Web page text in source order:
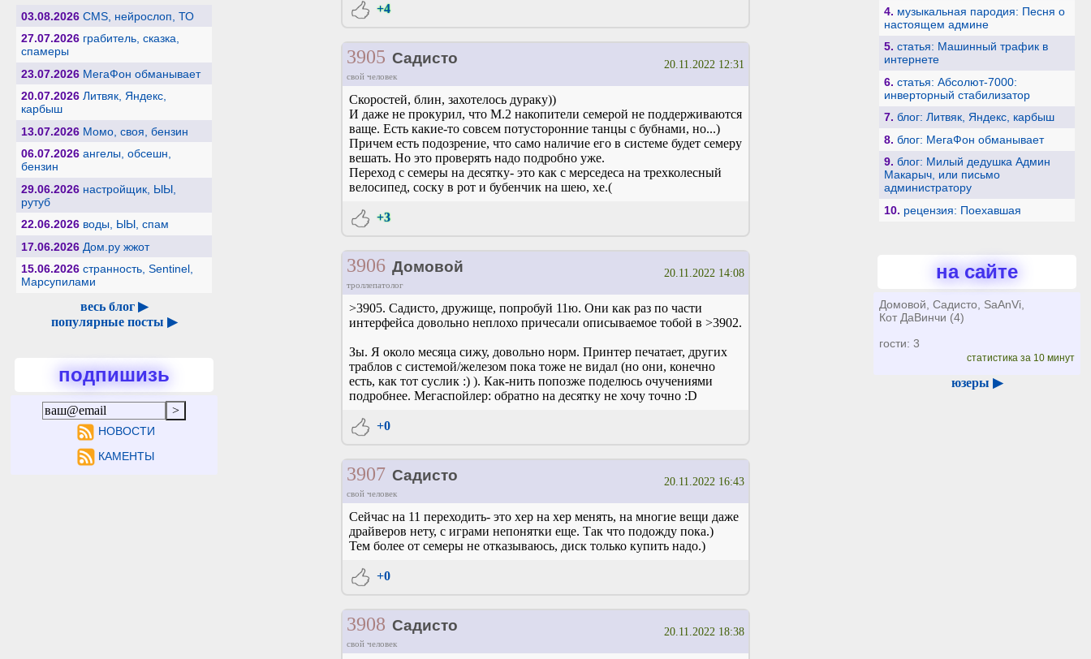
03.08.2026 CMS, нейрослоп, ТО
27.07.2026 грабитель, сказка,
спамеры
23.07.2026 МегаФон обманывает
20.07.2026 Литвяк, Яндекс,
карбыш
13.07.2026 Момо, своя, бензин
06.07.2026 ангелы, обсешн,
бензин
29.06.2026 настройщик, ЫЫ,
рутуб
22.06.2026 воды, ЫЫ, спам
17.06.2026 Дом.ру жжот
15.06.2026 странность, Sentinel,
Марсупилами
весь блог ▶
популярные посты ▶
подпишизь
НОВОСТИ
КАМЕНТЫ
+4
3905 Садисто
свой человек
20.11.2022 12:31
Скоростей, блин, захотелось дураку))
И даже не прокурил, что М.2 накопители семерой не поддерживаются
ваще. Есть какие-то совсем потусторонние танцы с бубнами, но...)
Причем есть подозрение, что само наличие его в системе будет семеру
вешать. Но это проверять надо подробно уже.
Переход с семеры на десятку- это как с мерседеса на трехколесный
велосипед, соску в рот и бубенчик на шею, хе.(
+3
3906 Домовой
троллепатолог
20.11.2022 14:08
>3905. Садисто, дружище, попробуй 11ю. Они как раз по части
интерфейса довольно неплохо причесали описываемое тобой в >3902.
Зы. Я около месяца сижу, довольно норм. Принтер печатает, других
траблов c системой/железом пока тоже не видал (но они, конечно
есть, как тот суслик :) ). Как-нить попозже поделюсь очучениями
подробнее. Мегаспойлер: обратно на десятку не хочу точно :D
+0
3907 Садисто
свой человек
20.11.2022 16:43
Сейчас на 11 переходить- это хер на хер менять, на многие вещи даже
драйверов нету, с играми непонятки еще. Так что подожду пока.)
Тем более от семеры не отказываюсь, диск только купить надо.)
+0
3908 Садисто
свой человек
20.11.2022 18:38
4. музыкальная пародия: Песня о
настоящем админе
5. статья: Машинный трафик в
интернете
6. статья: Абсолют-7000:
инверторный стабилизатор
7. блог: Литвяк, Яндекс, карбыш
8. блог: МегаФон обманывает
9. блог: Милый дедушка Админ
Макарыч, или письмо
администратору
10. рецензия: Поехавшая
на сайте
Домовой, Садисто, SaAnVi,
Кот ДаВинчи (4)
гости: 3
статистика за 10 минут
юзеры ▶